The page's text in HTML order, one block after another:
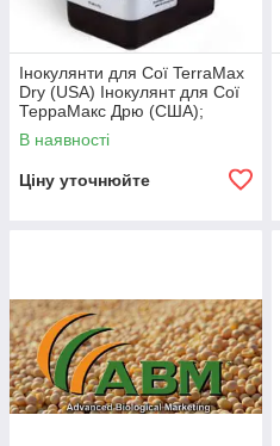
Інокулянти для Сої TerraMax
Dry (USA) Інокулянт для Сої
ТерраМакс Дрю (США);
бактерії роду Bradyrhizobium
В наявності
Ціну уточнюйте